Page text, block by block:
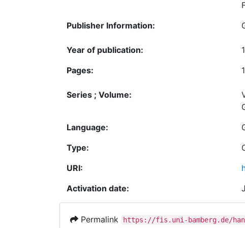
Publisher Information:
Year of publication:
Pages:
Series ; Volume:
Language:
Type:
URI:
Activation date:
Permalink https://fis.uni-bamberg.de/